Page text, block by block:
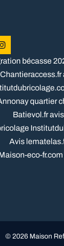
bécasse
Chantieraccess.fr
quartier
Batievol.fr avis
Avis
eco-
© 2026 Maison